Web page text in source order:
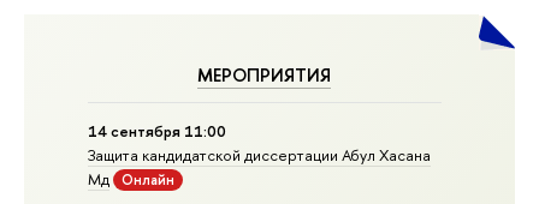
МЕРОПРИЯТИЯ
14 сентября 11:00
Защита кандидатской диссертации Абул Хасана
Мд
Онлайн